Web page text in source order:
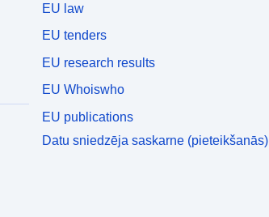
EU law
EU tenders
EU research results
EU Whoiswho
EU publications
Datu sniedzēja saskarne (pieteikšanās)